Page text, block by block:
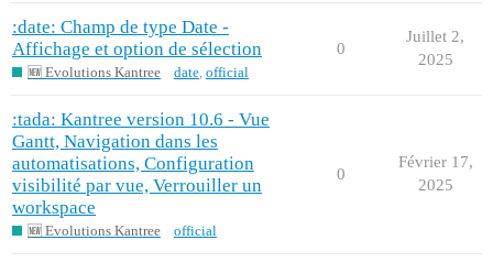
:date: Champ de type Date -
Affichage et option de sélection
🆕 Evolutions Kantree date, official
0
Juillet 2,
2025
:tada: Kantree version 10.6 - Vue
Gantt, Navigation dans les
automatisations, Configuration
visibilité par vue, Verrouiller un
workspace
🆕 Evolutions Kantree official
0
Février 17,
2025